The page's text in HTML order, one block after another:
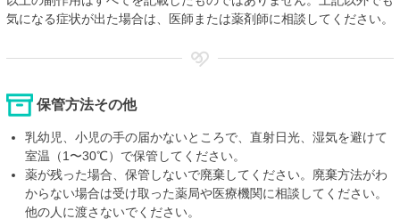
気になる症状が出た場合は、医師または薬剤師に相談してください。
保管方法その他
乳幼児、小児の手の届かないところで、直射日光、湿気を避けて
室温（1〜30℃）で保管してください。
薬が残った場合、保管しないで廃棄してください。廃棄方法がわ
からない場合は受け取った薬局や医療機関に相談してください。
他の人に渡さないでください。